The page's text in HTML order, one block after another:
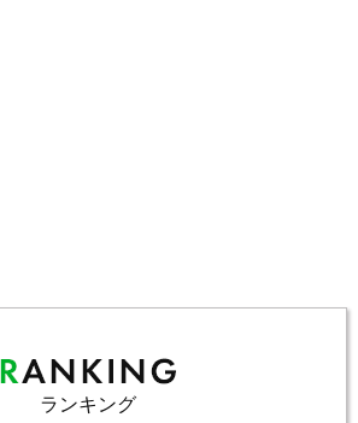
ランキング